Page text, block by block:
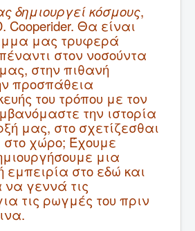
δημιουργεί κόσμους,
Cooperider. Θα είναι
μας τρυφερά
στoν νοσούντα
στην πιθανή
προσπάθεια
του τρόπου με τον
την ιστορία
μας, στο σχετίζεσθαι
στο χώρο; Έχουμε
μια
εμπειρία στο εδώ και
γεννά τις
τις ρωγμές του πριν